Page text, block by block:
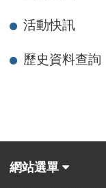
活動快訊
歷史資料查詢
網站選單